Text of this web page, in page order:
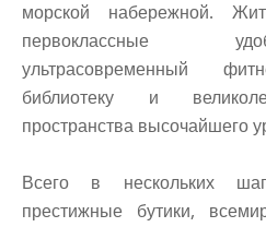
морской набережной.
первоклассные
ультрасовременный
библиотеку и
пространства высочайшего
Всего в нескольких
престижные бутики,